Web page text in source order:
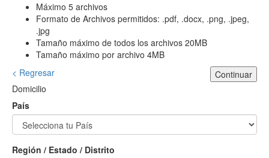
Máximo 5 archivos
Formato de Archivos permitidos: .pdf, .docx, .png, .jpeg,
.jpg
Tamaño máximo de todos los archivos 20MB
Tamaño máximo por archivo 4MB
< Regresar
Continuar
Domicilio
País
Región / Estado / Distrito